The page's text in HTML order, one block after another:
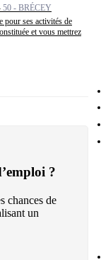
50 - BRÉCEY
pour ses activités de
et vous mettrez
?
chances de
un